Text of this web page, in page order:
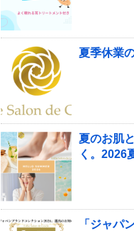
夏季休業
夏のお肌
く。2026
「ジャパ